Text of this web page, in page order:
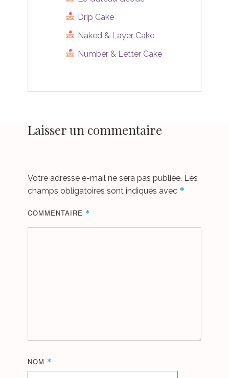
Drip Cake
Naked & Layer Cake
Number & Letter Cake
Laisser un commentaire
Votre adresse e-mail ne sera pas publiée. Les
champs obligatoires sont indiqués avec *
COMMENTAIRE *
NOM *